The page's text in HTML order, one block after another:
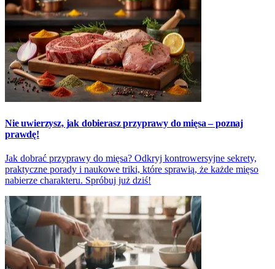
Nie uwierzysz, jak dobierasz przyprawy do mięsa – poznaj
prawdę!
Jak dobrać przyprawy do mięsa? Odkryj kontrowersyjne sekrety,
praktyczne porady i naukowe triki, które sprawią, że każde mięso
nabierze charakteru. Spróbuj już dziś!